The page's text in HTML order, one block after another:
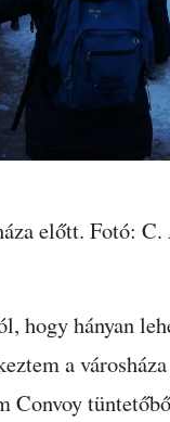
előtt. Fotó:
hogy hányan
a
Convoy